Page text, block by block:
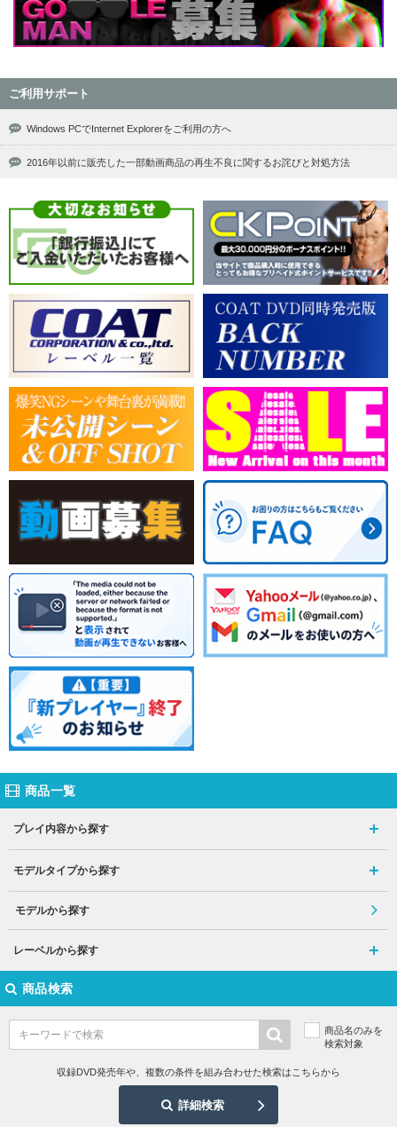
ご利用サポート
Windows PCでInternet Explorerをご利用の方へ
2016年以前に販売した一部動画商品の再生不良に関するお詫びと対処方法
商品一覧
プレイ内容から探す
モデルタイプから探す
モデルから探す
レーベルから探す
商品検索
商品名のみを
検索対象
収録DVD発売年や、複数の条件を組み合わせた検索はこちらから
詳細検索